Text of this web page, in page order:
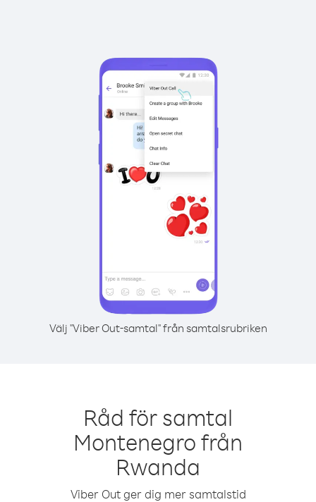
Välj "Viber Out-samtal" från samtalsrubriken
Råd för samtal
Montenegro från
Rwanda
Viber Out ger dig mer samtalstid